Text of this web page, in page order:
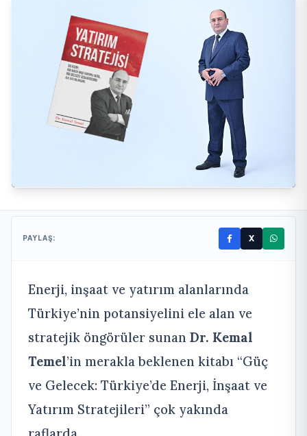
PAYLAŞ: X
Enerji, inşaat ve yatırım alanlarında
Türkiye’nin potansiyelini ele alan ve
stratejik öngörüler sunan Dr. Kemal
Temel’in merakla beklenen kitabı “Güç
ve Gelecek: Türkiye’de Enerji, İnşaat ve
Yatırım Stratejileri” çok yakında